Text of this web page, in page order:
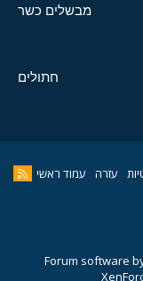
מבשלים כשר
חתולים
עזרה עמוד ראשי
Forum software